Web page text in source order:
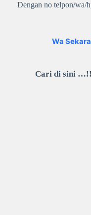
Dengan no telpon/wa/
Wa
Cari di sini